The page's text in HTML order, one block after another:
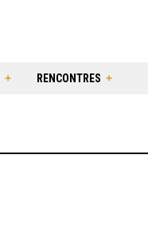
RENCONTRES